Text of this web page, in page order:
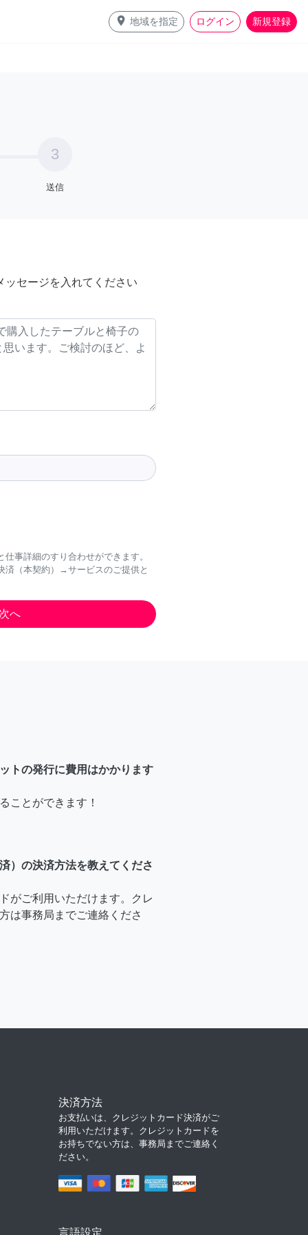
place 地域を指定 ログイン 新規登録
3
送信
ッセージを入れてください
事詳細のすり合わせができます。
済（本契約）→サービスのご提供と
トの発行に費用はかかります
ことができます！
）の決済方法を教えてくださ
がご利用いただけます。クレ
は事務局までご連絡くださ
決済方法
お支払いは、クレジットカード決済がご
利用いただけます。クレジットカードを
お持ちでない方は、事務局までご連絡く
ださい。
言語設定